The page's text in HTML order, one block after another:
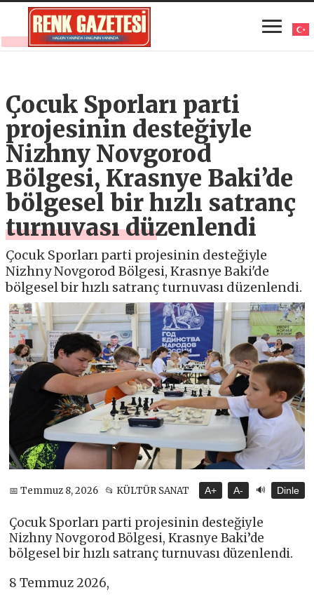
Çocuk Sporları parti
projesinin desteğiyle
Nizhny Novgorod
Bölgesi, Krasnye Baki’de
bölgesel bir hızlı satranç
turnuvası düzenlendi
Çocuk Sporları parti projesinin desteğiyle
Nizhny Novgorod Bölgesi, Krasnye Baki'de
bölgesel bir hızlı satranç turnuvası düzenlendi.
📅 Temmuz 8, 2026 📂 KÜLTÜR SANAT A+ A- 🔊 Dinle
Çocuk Sporları parti projesinin desteğiyle
Nizhny Novgorod Bölgesi, Krasnye Baki’de
bölgesel bir hızlı satranç turnuvası düzenlendi.
8 Temmuz 2026,